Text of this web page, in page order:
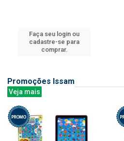
Faça seu login ou
cadastre-se para
comprar.
Promoções Issam
Veja mais